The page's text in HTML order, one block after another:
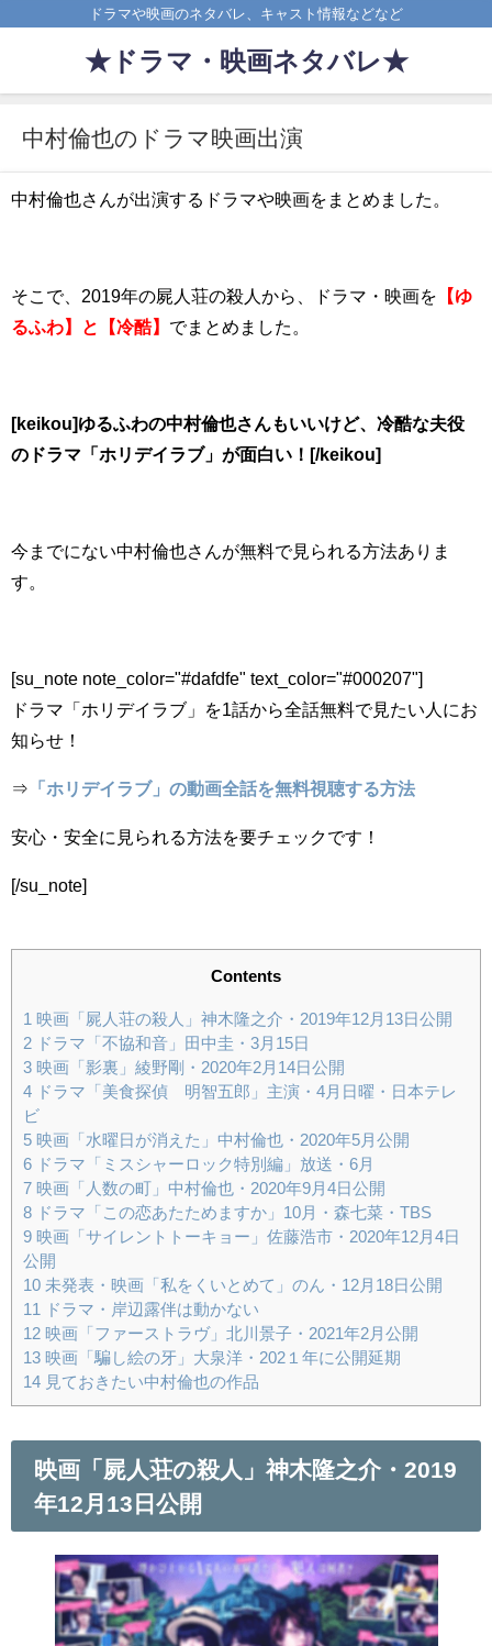
ドラマや映画のネタバレ、キャスト情報などなど
★ドラマ・映画ネタバレ★
中村倫也のドラマ映画出演
中村倫也さんが出演するドラマや映画をまとめました。
そこで、2019年の屍人荘の殺人から、ドラマ・映画を 【ゆ
るふわ】と【冷酷】 でまとめました。
[keikou]ゆるふわの中村倫也さんもいいけど、冷酷な夫役
のドラマ「ホリデイラブ」が面白い！[/keikou]
今までにない中村倫也さんが無料で見られる方法ありま
す。
[su_note note_color="#dafdfe" text_color="#000207"]
ドラマ「ホリデイラブ」を1話から全話無料で見たい人にお
知らせ！
⇒ 「ホリデイラブ」の動画全話を無料視聴する方法
安心・安全に見られる方法を要チェックです！
[/su_note]
Contents
1
映画「屍人荘の殺人」神木隆之介・2019年12月13日公開
2 ドラマ「不協和音」田中圭・3月15日
3 映画「影裏」綾野剛・2020年2月14日公開
4 ドラマ「美食探偵 明智五郎」主演・4月日曜・日本テレ
ビ
5 映画「水曜日が消えた」中村倫也・2020年5月公開
6 ドラマ「ミスシャーロック特別編」放送・6月
7 映画「人数の町」中村倫也・2020年9月4日公開
8 ドラマ「この恋あたためますか」10月・森七菜・TBS
9 映画「サイレントトーキョー」佐藤浩市・2020年12月4日
公開
10 未発表・映画「私をくいとめて」のん・12月18日公開
11
ドラマ・岸辺露伴は動かない
12 映画「ファーストラヴ」北川景子・2021年2月公開
13 映画「騙し絵の牙」大泉洋・202１年に公開延期
14 見ておきたい中村倫也の作品
映画「屍人荘の殺人」神木隆之介・2019
年12月13日公開